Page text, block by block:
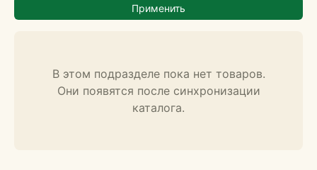
Применить
В этом подразделе пока нет товаров.
Они появятся после синхронизации
каталога.